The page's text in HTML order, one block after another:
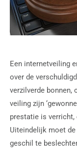
Een internetveiling
over de
verzilverde bonnen,
veiling zijn
prestatie is verricht,
Uiteindelijk moet
geschil te